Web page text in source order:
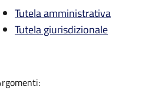
Tutela amministrativa
Tutela giurisdizionale